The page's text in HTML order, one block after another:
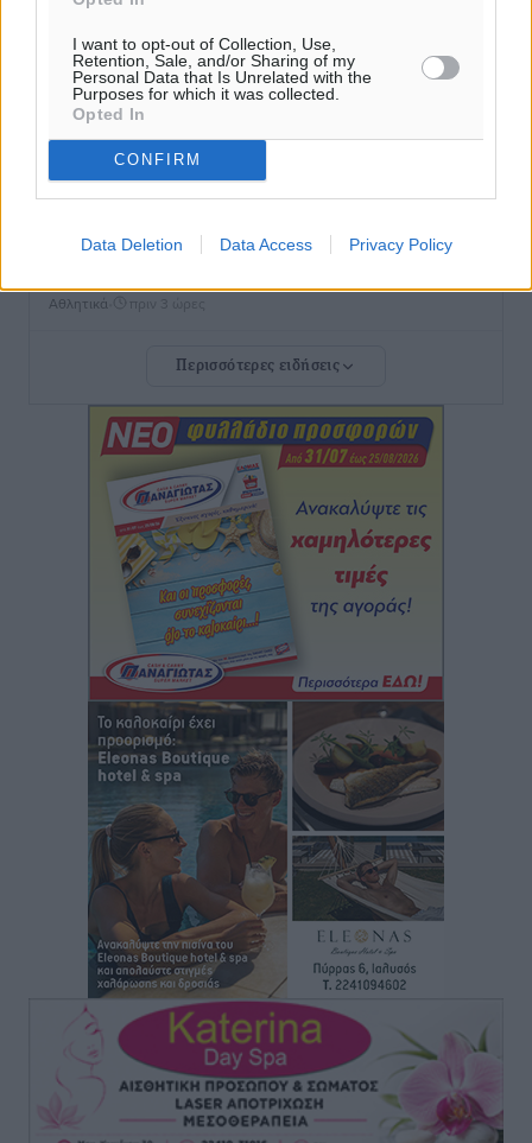
I want to opt-out of Collection, Use,
Retention, Sale, and/or Sharing of my
Personal Data that Is Unrelated with the
Purposes for which it was collected.
Opted In
CONFIRM
Data Deletion Data Access Privacy Policy
To δημογραφικό πρόβλημα στα νησιά κυριάρχησε στη
συνάντηση του Φώτη Μάγγου με τον πρόεδρο της
HOPEgenesis
Τοπικές Ειδήσεις• πριν 3 ώρες
ΠΑΟΚ Ρόδου: Επιστροφή Τοντόροβ και άνοιγμα προς
Αθλητικά πριν 3 ώρες
Rhodes Beyond Summer – Εκεί που το καλοκαίρι
Τοπικές Ειδήσεις• πριν 3 ώρες
Κικίλιας: Μειώθηκαν κατά 34% οι μεταναστευτικές
ροές στα θαλάσσια σύνορα
πριν 3 ώρες
Κως: Γερμανός τουρίστας κέρδισε αποζημίωση 900
ευρώ επειδή δεν βρήκε ξαπλώστρες στις
οικογενειακές διακοπές του
Τοπικές Ειδήσεις• πριν 4 ώρες
Ο γεωεντοπισμός μέσω 112 «έσωσε» Δανό περιπατητή
Τοπικές Ειδήσεις• πριν 4 ώρες
Σύμη: Ανασύρθηκε σορός άνδρα – Εξετάζεται αν είναι
ο 8ος Γερμανός που αγνοούνταν μετά την παράσυρσή
ιστιοφόρου
Τοπικές Ειδήσεις• πριν 4 ώρες
Ερώτηση στην Ευρωπαϊκή Επιτροπή για τις
αλλεπάλληλες πυρκαγιές που ξεσπούν από μονάδες
ανακύκλωσης και ΧΥΤΑ και την επικίνδυνη έκθεση
σε καρκινογόνες τοξικές ουσίες
Περισσότερες ειδήσεις